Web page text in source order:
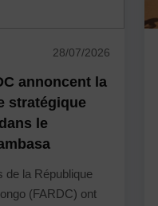
28/07/2026
annoncent la
stratégique
le
de la République
(FARDC) ont